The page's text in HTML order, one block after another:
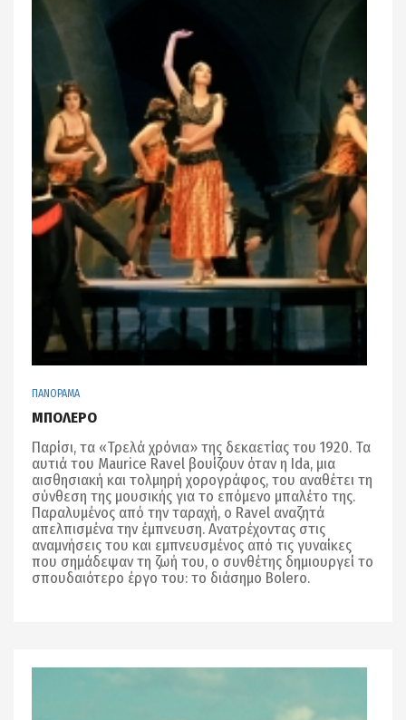
ΠΑΝΟΡΑΜΑ
ΜΠΟΛΕΡΟ
Παρίσι, τα «Τρελά χρόνια» της δεκαετίας του 1920. Τα
αυτιά του Maurice Ravel βουίζουν όταν η Ida, μια
αισθησιακή και τολμηρή χορογράφος, του αναθέτει τη
σύνθεση της μουσικής για το επόμενο μπαλέτο της.
Παραλυμένος από την ταραχή, ο Ravel αναζητά
απελπισμένα την έμπνευση. Ανατρέχοντας στις
αναμνήσεις του και εμπνευσμένος από τις γυναίκες
που σημάδεψαν τη ζωή του, ο συνθέτης δημιουργεί το
σπουδαιότερο έργο του: το διάσημο Bolero.